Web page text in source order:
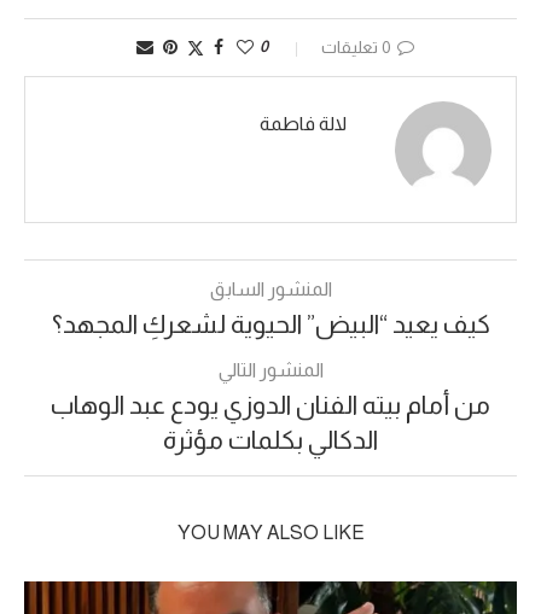
0 تعليقات 0
لالة فاطمة
المنشور السابق
كيف يعيد “البيض” الحيوية لشعركِ المجهد؟
المنشور التالي
من أمام بيته الفنان الدوزي يودع عبد الوهاب
الدكالي بكلمات مؤثرة
YOU MAY ALSO LIKE